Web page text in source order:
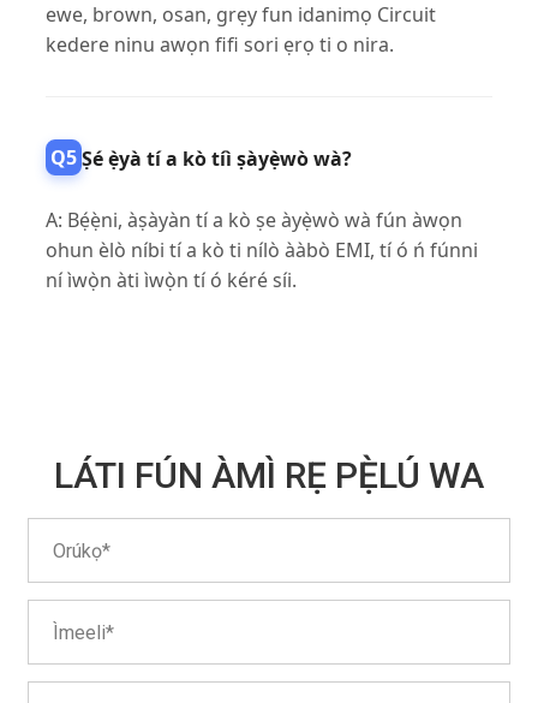
ewe, brown, osan, grẹy fun idanimọ Circuit
kedere ninu awọn fifi sori ẹrọ ti o nira.
Q5Ṣé ẹ̀yà tí a kò tíì ṣàyẹ̀wò wà?
A: Bẹ́ẹ̀ni, àṣàyàn tí a kò ṣe àyẹ̀wò wà fún àwọn
ohun èlò níbi tí a kò ti nílò ààbò EMI, tí ó ń fúnni
ní ìwọ̀n àti ìwọ̀n tí ó kéré síi.
LÁTI FÚN ÀMÌ RẸ PẸ̀LÚ WA